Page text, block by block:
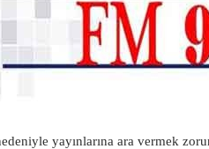
yayınlarına ara vermek